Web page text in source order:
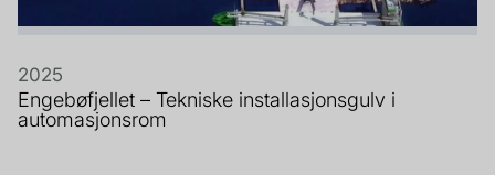
2025
Engebøfjellet – Tekniske installasjonsgulv i
automasjonsrom